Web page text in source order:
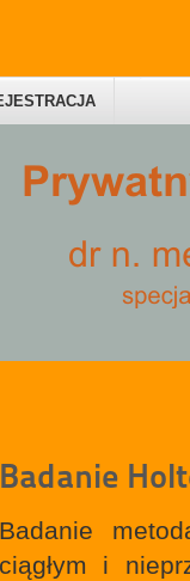
Badanie
Badanie
ciągłym i